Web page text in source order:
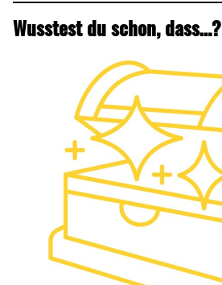
Wusstest du schon, dass…?